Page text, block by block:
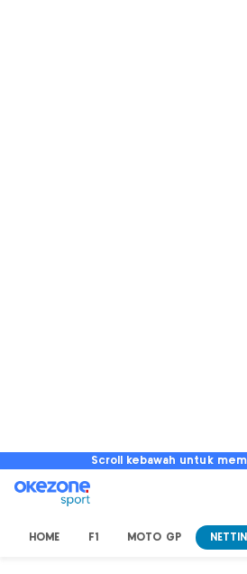
Scroll kebawah untuk
HOME F1 MOTO GP